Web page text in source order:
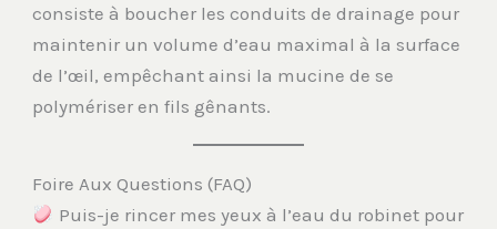
consiste à boucher les conduits de drainage pour
maintenir un volume d’eau maximal à la surface
de l’œil, empêchant ainsi la mucine de se
polymériser en fils gênants.
Foire Aux Questions (FAQ)
Puis-je rincer mes yeux à l’eau du robinet pour